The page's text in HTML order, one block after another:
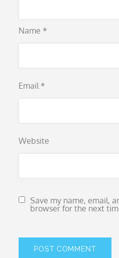
Name *
Email *
Website
Save my name, email,
browser for the next